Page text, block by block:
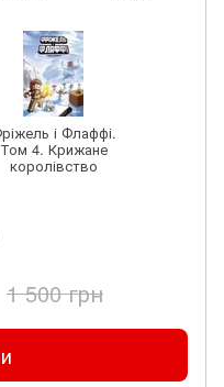
і Флаффі.
Том 4. Крижане
королівство
1 500 грн